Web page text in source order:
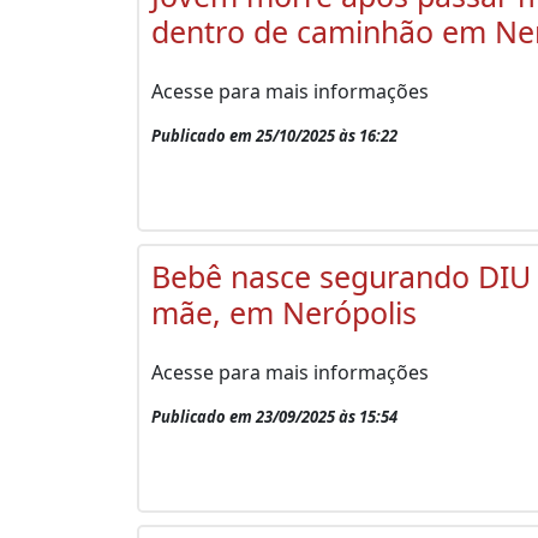
dentro de caminhão em
Acesse para mais informações
Publicado em 25/10/2025 às 16:22
Bebê nasce segurando DIU
mãe, em Nerópolis
Acesse para mais informações
Publicado em 23/09/2025 às 15:54